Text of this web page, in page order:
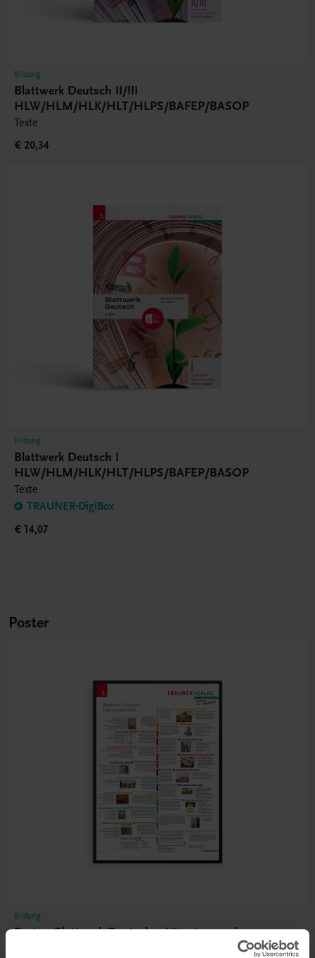
Bildung
Blattwerk Deutsch II/III
HLW/HLM/HLK/HLT/HLPS/BAFEP/BASOP
Texte
€ 20,34
Bildung
Blattwerk Deutsch I
HLW/HLM/HLK/HLT/HLPS/BAFEP/BASOP
Texte
TRAUNER-DigiBox
€ 14,07
Poster
Bildung
Poster: Blattwerk Deutsch – Literaturepochen